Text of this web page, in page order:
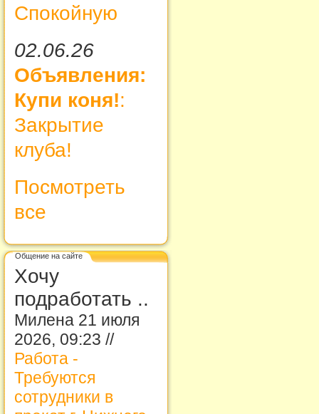
Спокойную
02.06.26
Объявления:
Купи коня!:
Закрытие
клуба!
Посмотреть
все
Общение на сайте
Хочу
подработать ..
Милена 21 июля
2026, 09:23 //
Работа -
Требуются
сотрудники в